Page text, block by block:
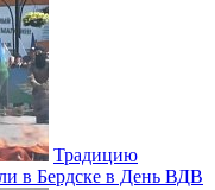
Традицию
в Бердске в День ВДВ